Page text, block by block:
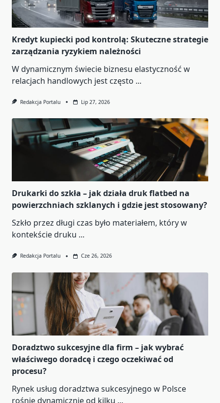
Kredyt kupiecki pod kontrolą: Skuteczne strategie
zarządzania ryzykiem należności
W dynamicznym świecie biznesu elastyczność w
relacjach handlowych jest często ...
Redakcja Portalu Lip 27, 2026
Drukarki do szkła – jak działa druk flatbed na
powierzchniach szklanych i gdzie jest stosowany?
Szkło przez długi czas było materiałem, który w
kontekście druku ...
Redakcja Portalu Cze 26, 2026
Doradztwo sukcesyjne dla firm – jak wybrać
właściwego doradcę i czego oczekiwać od
procesu?
Rynek usług doradztwa sukcesyjnego w Polsce
rośnie dynamicznie od kilku ...